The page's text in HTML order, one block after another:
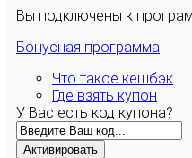
Вы подключены к
Бонусная программа
Что такое кешбэк
Где взять купон
У Вас есть код купона?
Активировать